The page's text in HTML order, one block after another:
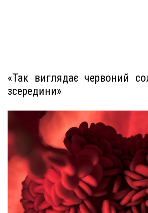
«Так виглядає червоний
зсередини»